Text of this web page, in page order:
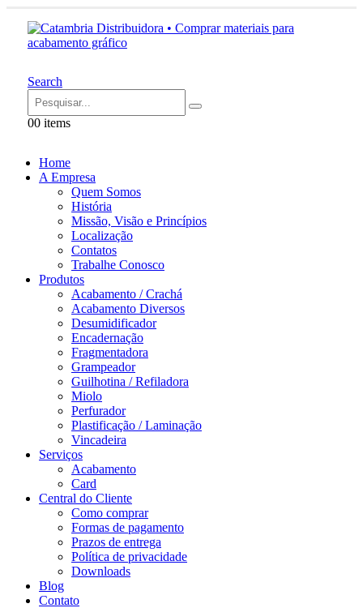
Search
00 items
Home
A Empresa
Quem Somos
História
Missão, Visão e Princípios
Localização
Contatos
Trabalhe Conosco
Produtos
Acabamento / Crachá
Acabamento Diversos
Desumidificador
Encadernação
Fragmentadora
Grampeador
Guilhotina / Refiladora
Miolo
Perfurador
Plastificação / Laminação
Vincadeira
Serviços
Acabamento
Card
Central do Cliente
Como comprar
Formas de pagamento
Prazos de entrega
Política de privacidade
Downloads
Blog
Contato